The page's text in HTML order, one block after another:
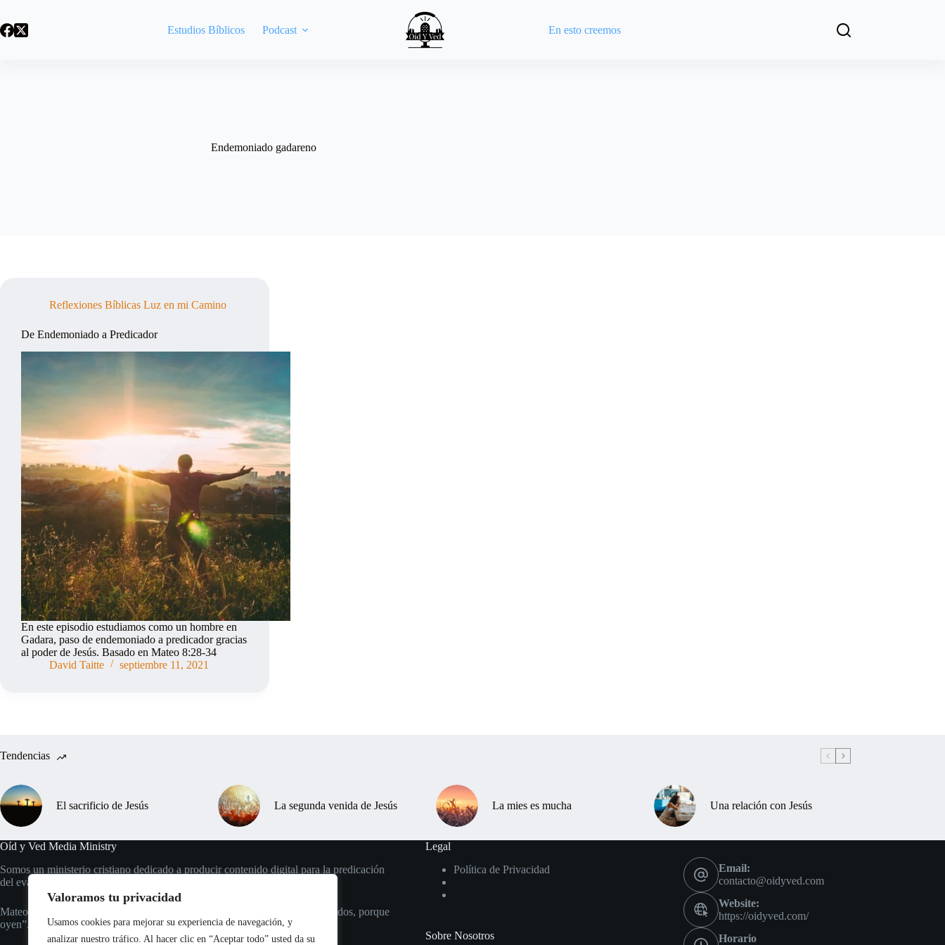
Valoramos tu privacidad
Usamos cookies para mejorar su experiencia de navegación, y
analizar nuestro tráfico. Al hacer clic en “Aceptar todo” usted da su
contenido
Estudios Bíblicos Podcast En esto creemos
Endemoniado gadareno
Reflexiones Bíblicas Luz en mi Camino
De Endemoniado a Predicador
En este episodio estudiamos como un hombre en
Gadara, paso de endemoniado a predicador gracias
al poder de Jesús. Basado en Mateo 8:28-34
David Taitte
septiembre 11, 2021
Tendencias
El sacrificio de Jesús La segunda venida de Jesús La mies es mucha Una relación con Jesús
Oíd y Ved Media Ministry
Somos un ministerio cristiano dedicado a producir contenido digital para la predicación
del evangelio eterno.
Mateo 13:16 “Pero bienaventurados vuestros ojos, porque ven; y vuestros oídos, porque
oyen”.
Legal
Política de Privacidad
Sobre Nosotros
Email:
contacto@oidyved.com
Website:
https://oidyved.com/
Horario